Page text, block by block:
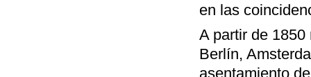
en las
A partir de
Berlín,
asentamiento